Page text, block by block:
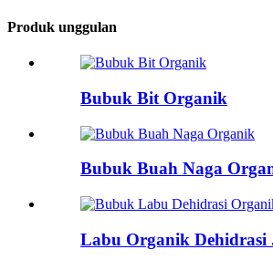
Produk unggulan
Bubuk Bit Organik
Bubuk Buah Naga
Labu Organik Dehidrasi